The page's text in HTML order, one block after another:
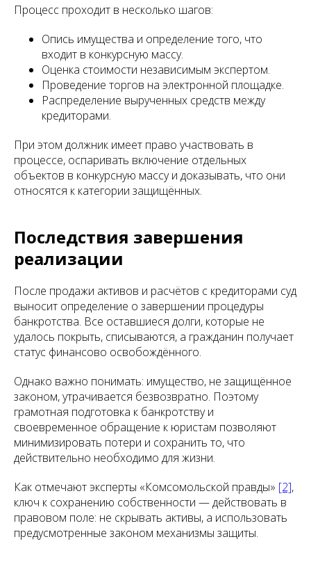
Процесс проходит в несколько шагов:
Опись имущества и определение того, что
входит в конкурсную массу.
Оценка стоимости независимым экспертом.
Проведение торгов на электронной площадке.
Распределение вырученных средств между
кредиторами.
При этом должник имеет право участвовать в
процессе, оспаривать включение отдельных
объектов в конкурсную массу и доказывать, что они
относятся к категории защищённых.
Последствия завершения
реализации
После продажи активов и расчётов с кредиторами суд
выносит определение о завершении процедуры
банкротства. Все оставшиеся долги, которые не
удалось покрыть, списываются, а гражданин получает
статус финансово освобождённого.
Однако важно понимать: имущество, не защищённое
законом, утрачивается безвозвратно. Поэтому
грамотная подготовка к банкротству и
своевременное обращение к юристам позволяют
минимизировать потери и сохранить то, что
действительно необходимо для жизни.
Как отмечают эксперты «Комсомольской правды» [2],
ключ к сохранению собственности — действовать в
правовом поле: не скрывать активы, а использовать
предусмотренные законом механизмы защиты.